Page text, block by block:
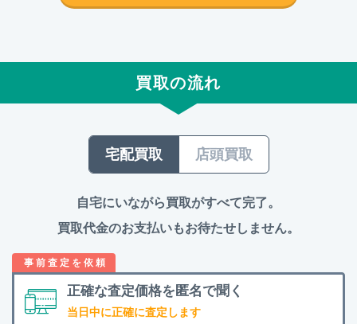
買取の流れ
宅配買取 店頭買取
自宅にいながら買取がすべて完了。
買取代金のお支払いもお待たせしません。
正確な査定価格を 匿名で聞く
当日中に正確に査定します